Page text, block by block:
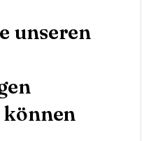
unseren